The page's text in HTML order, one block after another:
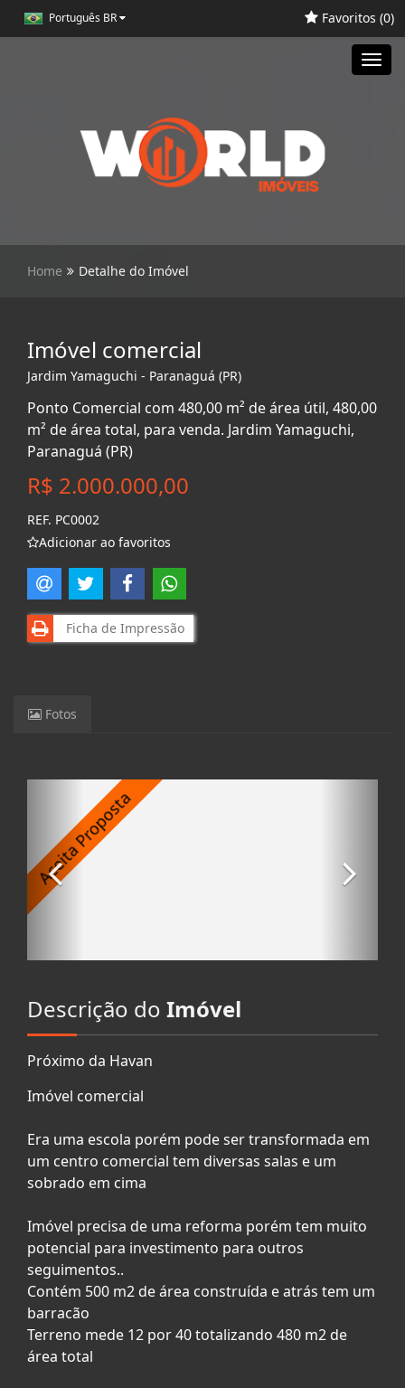
Português BR Favoritos (0)
Home Detalhe do Imóvel
Imóvel comercial
Jardim Yamaguchi - Paranaguá (PR)
Ponto Comercial com 480,00 m² de área útil, 480,00
m² de área total, para venda. Jardim Yamaguchi,
Paranaguá (PR)
R$ 2.000.000,00
REF. PC0002
Adicionar ao favoritos
Ficha de Impressão
Fotos
Descrição do Imóvel
Próximo da Havan
Imóvel comercial
Era uma escola porém pode ser transformada em
um centro comercial tem diversas salas e um
sobrado em cima
Imóvel precisa de uma reforma porém tem muito
potencial para investimento para outros
seguimentos..
Contém 500 m2 de área construída e atrás tem um
barracão
Terreno mede 12 por 40 totalizando 480 m2 de
área total